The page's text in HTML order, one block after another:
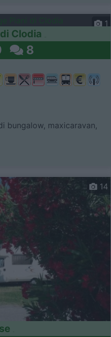
1
Clodia
8
bungalow, maxicaravan,
14